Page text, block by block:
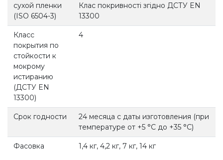
сухой пленки
(ISO 6504-3)
Клас покривності згідно ДСТУ EN
13300
Класс
покрытия по
стойкости к
мокрому
истиранию
(ДСТУ EN
13300)
4
Срок годности
24 месяца с даты изготовления (при
температуре от +5 °С до +35 °С)
Фасовка 1,4 кг, 4,2 кг, 7 кг, 14 кг